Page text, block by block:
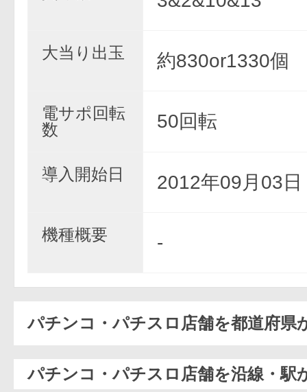
大当り出玉 約830or1330個
電サポ回転
数
50回転
導入開始日 2012年09月03日
機種概要 -
パチンコ・パチスロ店舗を都道府県
パチンコ・パチスロ店舗を沿線・駅